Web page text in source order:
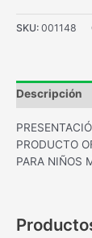
SKU: 001148
Descripción
PRODUCTO
PARA NIÑOS